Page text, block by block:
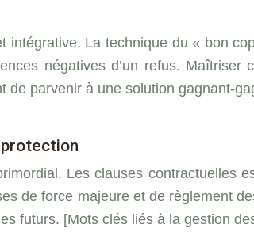
La technique du « bon
négatives d’un refus.
parvenir à une solution gagnant-
Les clauses contractuelles
de force majeure et de règlement
futurs. [Mots clés liés à la gestion